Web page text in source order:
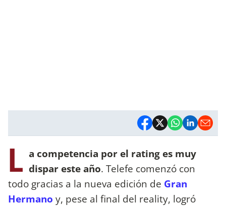
L a competencia por el rating es muy
dispar este año. Telefe comenzó con
todo gracias a la nueva edición de Gran
Hermano y, pese al final del reality, logró